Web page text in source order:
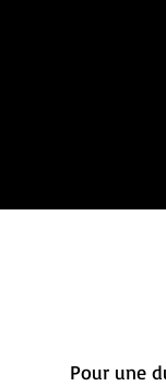
Pour une